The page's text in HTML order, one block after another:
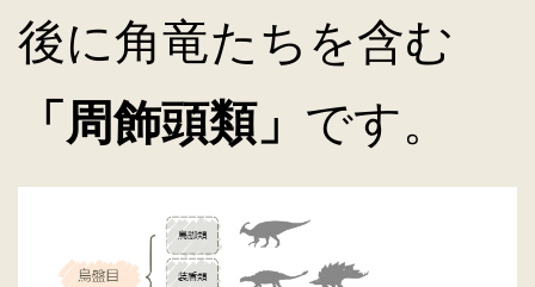
後に角竜たちを含む
「周飾頭類」 です。